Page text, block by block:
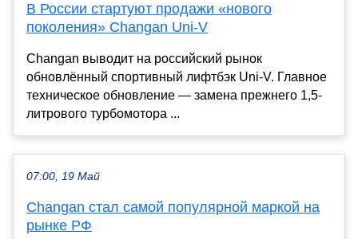
В России стартуют продажи «нового
поколения» Changan Uni-V
Changan выводит на российский рынок
обновлённый спортивный лифтбэк Uni-V. Главное
техническое обновление — замена прежнего 1,5-
литрового турбомотора ...
07:00, 19 Май
Changan стал самой популярной маркой на
рынке РФ